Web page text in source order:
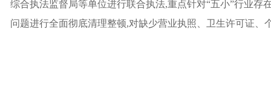
综合执法监督局等单位进行联合执法,重点针对“五小”行业
问题进行全面彻底清理整顿,对缺少营业执照、卫生许可证